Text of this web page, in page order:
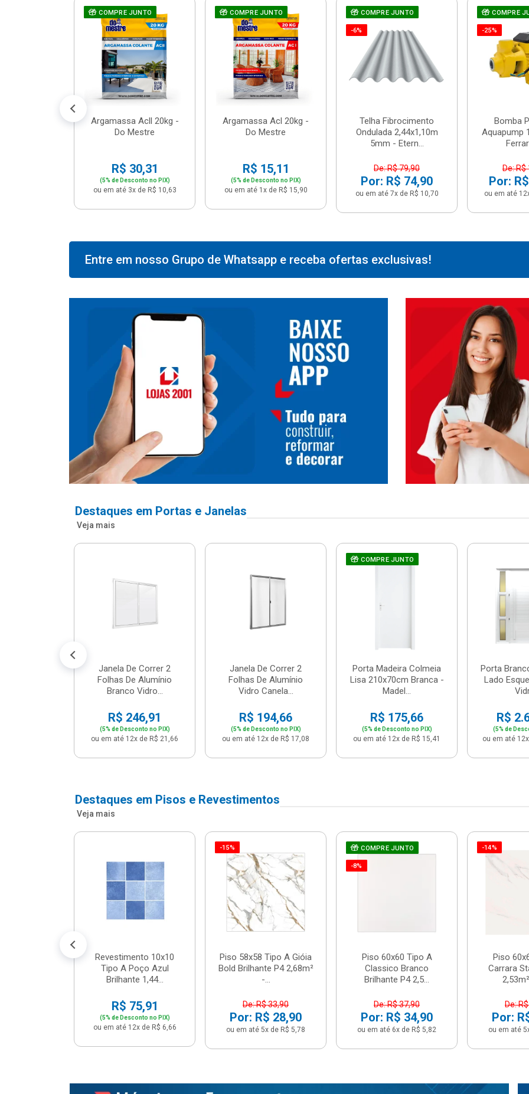
COMPRE JUNTO
Argamassa Acll 20kg -
Do Mestre
R$ 30,31
(5% de Desconto no PIX)
ou em até 3x de R$ 10,63
COMPRE JUNTO
Argamassa Acl 20kg -
Do Mestre
R$ 15,11
(5% de Desconto no PIX)
ou em até 1x de R$ 15,90
COMPRE JUNTO
-6%
Telha Fibrocimento
Ondulada 2,44x1,10m
5mm - Etern...
De: R$ 79,90
Por: R$ 74,90
ou em até 7x de R$ 10,70
COMPRE
-25%
Bomba
Aquapump
De: R$
Por:
ou em até
Entre em nosso Grupo de Whatsapp e receba ofertas exclusivas!
Destaques em Portas e Janelas
Veja mais
Janela De Correr 2
Folhas De Alumínio
Branco Vidro...
R$ 246,91
(5% de Desconto no PIX)
ou em até 12x de R$ 21,66
Janela De Correr 2
Folhas De Alumínio
Vidro Canela...
R$ 194,66
(5% de Desconto no PIX)
ou em até 12x de R$ 17,08
COMPRE JUNTO
Porta Madeira Colmeia
Lisa 210x70cm Branca -
Madel...
R$ 175,66
(5% de Desconto no PIX)
ou em até 12x de R$ 15,41
Porta
Lado
R$
(5% de
ou em até
Destaques em Pisos e Revestimentos
Veja mais
Revestimento 10x10
Tipo A Poço Azul
Brilhante 1,44...
R$ 75,91
(5% de Desconto no PIX)
ou em até 12x de R$ 6,66
-15%
Piso 58x58 Tipo A Gióia
Bold Brilhante P4 2,68m²
-...
De: R$ 33,90
Por: R$ 28,90
ou em até 5x de R$ 5,78
COMPRE JUNTO
-8%
Piso 60x60 Tipo A
Classico Branco
Brilhante P4 2,5...
De: R$ 37,90
Por: R$ 34,90
ou em até 6x de R$ 5,82
-14%
Piso
Carrara
De:
Por:
ou em até